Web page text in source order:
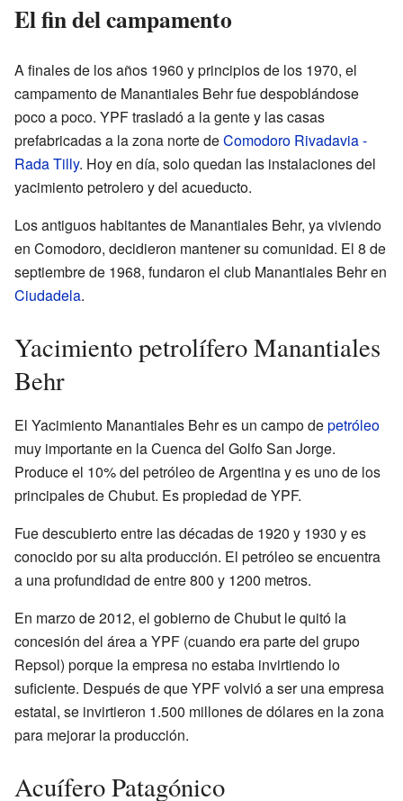
El fin del campamento
A finales de los años 1960 y principios de los 1970, el
campamento de Manantiales Behr fue despoblándose
poco a poco. YPF trasladó a la gente y las casas
prefabricadas a la zona norte deComodoro Rivadavia -
Rada Tilly. Hoy en día, solo quedan las instalaciones del
yacimiento petrolero y del acueducto.
Los antiguos habitantes de Manantiales Behr, ya viviendo
en Comodoro, decidieron mantener su comunidad. El 8 de
septiembre de 1968, fundaron el club Manantiales Behr en
Ciudadela.
Yacimiento petrolífero Manantiales
Behr
El Yacimiento Manantiales Behr es un campo depetróleo
muy importante en la Cuenca del Golfo San Jorge.
Produce el 10% del petróleo de Argentina y es uno de los
principales de Chubut. Es propiedad de YPF.
Fue descubierto entre las décadas de 1920 y 1930 y es
conocido por su alta producción. El petróleo se encuentra
a una profundidad de entre 800 y 1200 metros.
En marzo de 2012, el gobierno de Chubut le quitó la
concesión del área a YPF (cuando era parte del grupo
Repsol) porque la empresa no estaba invirtiendo lo
suficiente. Después de que YPF volvió a ser una empresa
estatal, se invirtieron 1.500 millones de dólares en la zona
para mejorar la producción.
Acuífero Patagónico